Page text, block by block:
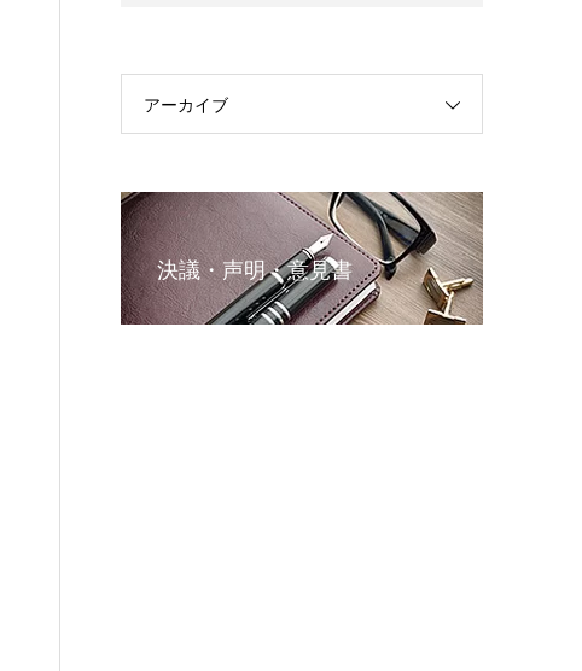
アーカイブ
決議・声明・意見書